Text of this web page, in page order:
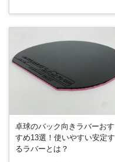
卓球のバック向きラバーおす
すめ13選！使いやすい安定す
るラバーとは？